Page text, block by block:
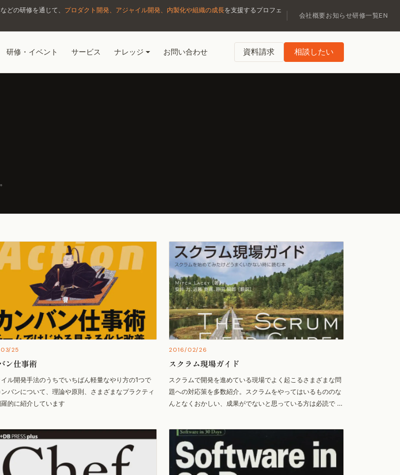
どの研修を通じて、 プロダクト開発、アジャイル開発、内製化や組織の成長を支援するプロフェ
会社概要お知らせ研修一覧EN
研修・イベント サービス ナレッジ お問い合わせ 資料請求 相談したい
25
ン仕事術
ル開発手法のうちでいちばん軽量なやり方の1つで
バンについて、理論や原則、さまざまなプラクティ
羅的に紹介しています
2016/02/26
スクラム現場ガイド
スクラムで開発を進めている現場でよく起こるさまざまな問
題への対応策を多数紹介。スクラムをやってはいるもののな
んとなくおかしい、成果がでないと思っている方は必読で …